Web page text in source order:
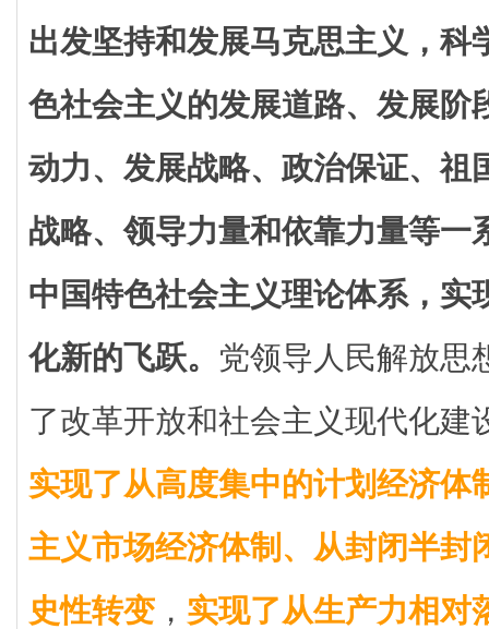
出发坚持和发展马克思主义，科
色社会主义的发展道路、发展阶
动力、发展战略、政治保证、祖
战略、领导力量和依靠力量等一
中国特色社会主义理论体系，实
化新的飞跃。 党领导人民解放思
了改革开放和社会主义现代化建
实现了从高度集中的计划经济体
主义市场经济体制、从封闭半封
史性转变 ， 实现了从生产力相对